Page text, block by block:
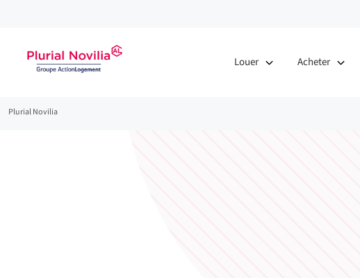
Louer Acheter
Fil
Plurial Novilia
de
chat